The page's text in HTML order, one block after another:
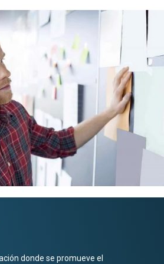
donde se promueve el